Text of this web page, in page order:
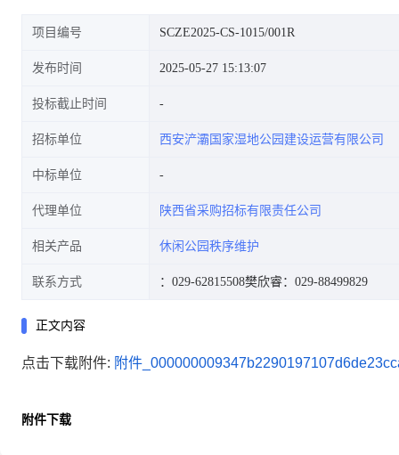
项目编号 SCZE2025-CS-1015/001R
发布时间 2025-05-27 15:13:07
投标截止时间
招标单位 西安浐灞国家湿地公园建设运营有限公司
中标单位
代理单位 陕西省采购招标有限责任公司
相关产品 休闲公园秩序维护
联系方式 ：029-62815508樊欣睿：029-88499829
正文内容
点击下载附件: 附件
附件下载